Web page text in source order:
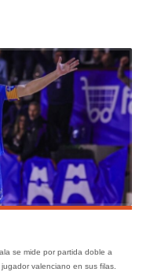
se mide por partida doble a
valenciano en sus filas.